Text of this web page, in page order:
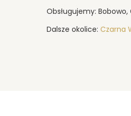
Obsługujemy:
Dalsze okolice: Czarna